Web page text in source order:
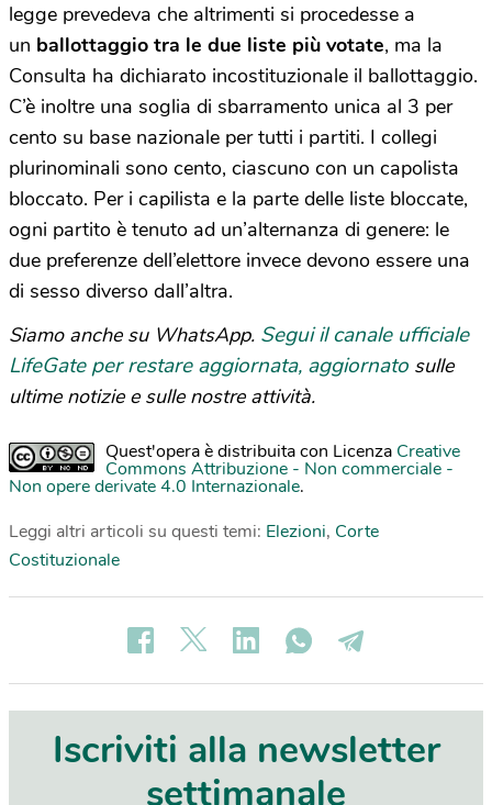
legge prevedeva che altrimenti si procedesse a
un ballottaggio tra le due liste più votate, ma la
Consulta ha dichiarato incostituzionale il ballottaggio.
C’è inoltre una soglia di sbarramento unica al 3 per
cento su base nazionale per tutti i partiti. I collegi
plurinominali sono cento, ciascuno con un capolista
bloccato. Per i capilista e la parte delle liste bloccate,
ogni partito è tenuto ad un’alternanza di genere: le
due preferenze dell’elettore invece devono essere una
di sesso diverso dall’altra.
Siamo anche su WhatsApp. Segui il canale ufficiale
LifeGate per restare aggiornata, aggiornato sulle
ultime notizie e sulle nostre attività.
Quest'opera è distribuita con Licenza Creative
Commons Attribuzione - Non commerciale -
Non opere derivate 4.0 Internazionale.
Leggi altri articoli su questi temi: Elezioni, Corte
Costituzionale
Iscriviti alla newsletter
settimanale